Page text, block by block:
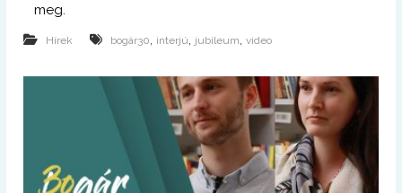
meg.
Hírek bogár30, interjú, jubileum,video